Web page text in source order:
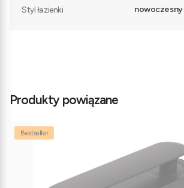
Styl łazienki nowoczesny
Produkty powiązane
Bestseller